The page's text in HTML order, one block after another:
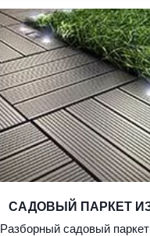
САДОВЫЙ ПАРКЕТ
Разборный садовый